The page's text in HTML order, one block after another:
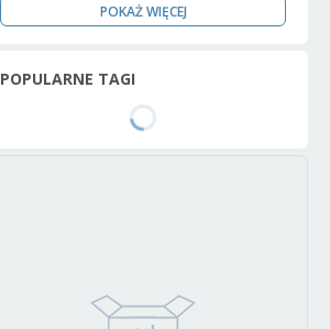
POKAŻ WIĘCEJ
POPULARNE TAGI